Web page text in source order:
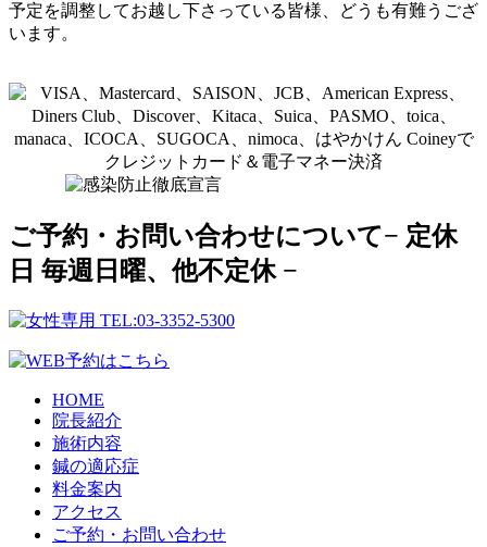
予定を調整してお越し下さっている皆様、どうも有難うござ
います。
ご予約・お問い合わせについて− 定休
日 毎週日曜、他不定休 −
HOME
院長紹介
施術内容
鍼の適応症
料金案内
アクセス
ご予約・お問い合わせ